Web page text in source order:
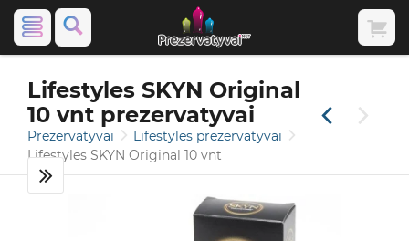
Lifestyles SKYN Original
10 vnt prezervatyvai
Prezervatyvai
Lifestyles prezervatyvai
Lifestyles SKYN Original 10 vnt